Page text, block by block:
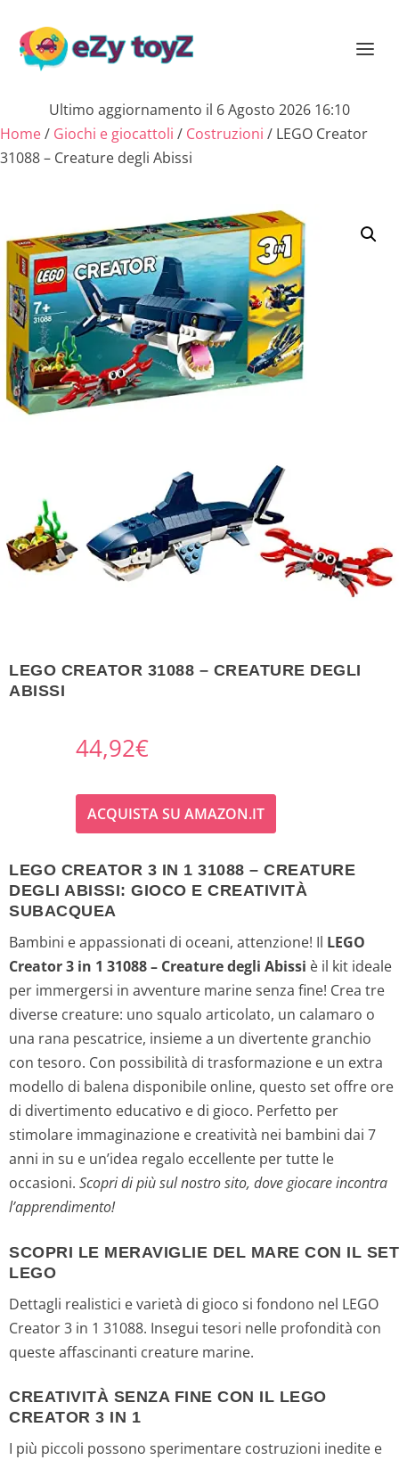
Ultimo aggiornamento il 6 Agosto 2026 16:10
Home/ Giochi e giocattoli / Costruzioni / LEGO Creator
31088 – Creature degli Abissi
LEGO CREATOR 31088 – CREATURE DEGLI
ABISSI
44,92€
ACQUISTA SU AMAZON.IT
LEGO CREATOR 3 IN 1 31088 – CREATURE
DEGLI ABISSI: GIOCO E CREATIVITÀ
SUBACQUEA
Bambini e appassionati di oceani, attenzione! Il LEGO
Creator 3 in 1 31088 – Creature degli Abissi è il kit ideale
per immergersi in avventure marine senza fine! Crea tre
diverse creature: uno squalo articolato, un calamaro o
una rana pescatrice, insieme a un divertente granchio
con tesoro. Con possibilità di trasformazione e un extra
modello di balena disponibile online, questo set offre ore
di divertimento educativo e di gioco. Perfetto per
stimolare immaginazione e creatività nei bambini dai 7
anni in su e un’idea regalo eccellente per tutte le
occasioni. Scopri di più sul nostro sito, dove giocare incontra
l’apprendimento!
SCOPRI LE MERAVIGLIE DEL MARE CON IL SET
LEGO
Dettagli realistici e varietà di gioco si fondono nel LEGO
Creator 3 in 1 31088. Insegui tesori nelle profondità con
queste affascinanti creature marine.
CREATIVITÀ SENZA FINE CON IL LEGO
CREATOR 3 IN 1
I più piccoli possono sperimentare costruzioni inedite e